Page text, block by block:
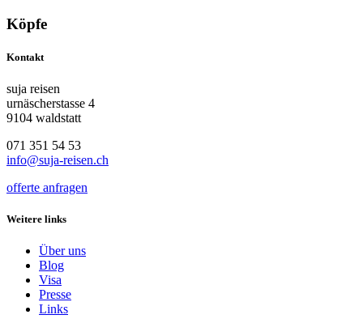
Köpfe
Kontakt
suja reisen
urnäscherstasse 4
9104 waldstatt
071 351 54 53
info@suja-reisen.ch
offerte anfragen
Weitere links
Über uns
Blog
Visa
Presse
Links